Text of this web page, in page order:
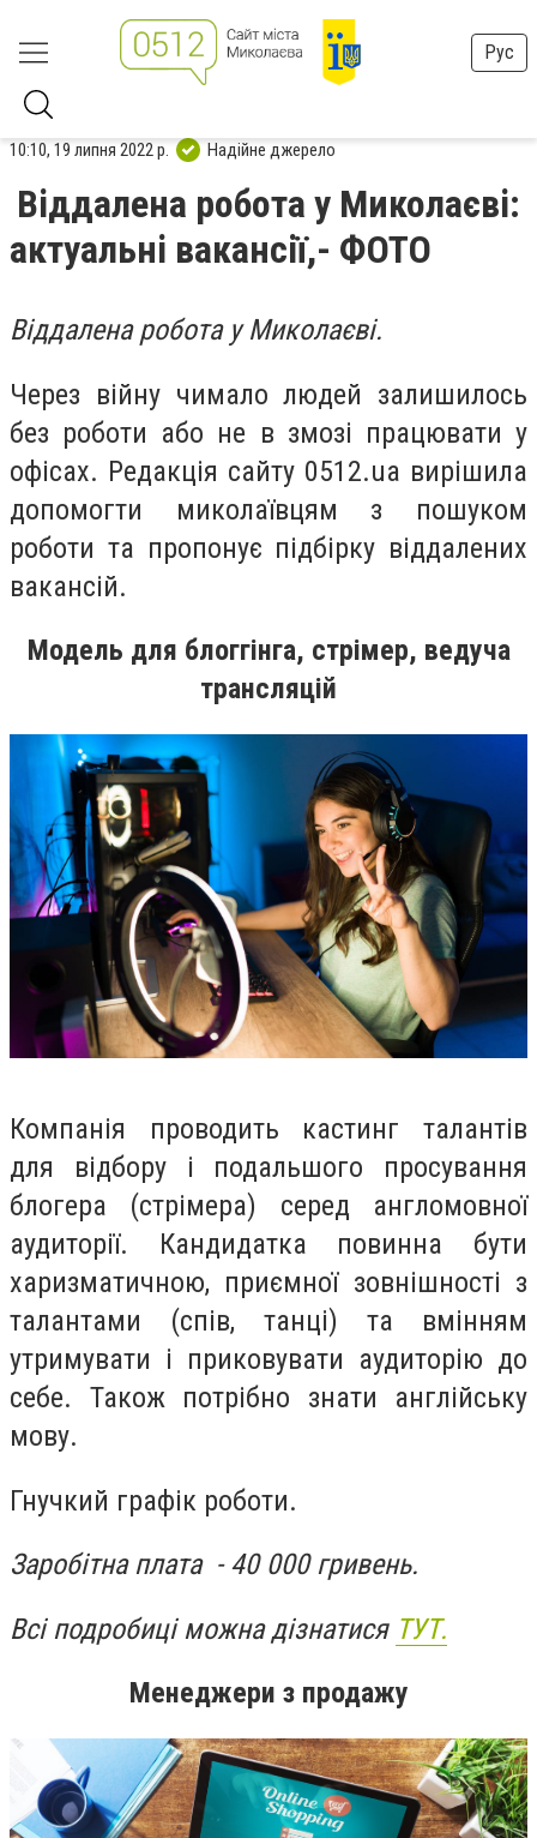
Рус
10:10, 19 липня 2022 р. Надійне джерело
Віддалена робота у Миколаєві:
актуальні вакансії,- ФОТО
Віддалена робота у Миколаєві.
Через війну чимало людей залишилось
без роботи або не в змозі працювати у
офісах. Редакція сайту 0512.ua вирішила
допомогти миколаївцям з пошуком
роботи та пропонує підбірку віддалених
вакансій.
Модель для блоггінга, стрімер, ведуча
трансляцій
Компанія проводить кастинг талантів
для відбору і подальшого просування
блогера (стрімера) серед англомовної
аудиторії. Кандидатка повинна бути
харизматичною, приємної зовнішності з
талантами (спів, танці) та вмінням
утримувати і приковувати аудиторію до
себе. Також потрібно знати англійську
мову.
Гнучкий графік роботи.
Заробітна плата - 40 000 гривень.
Всі подробиці можна дізнатися ТУТ.
Менеджери з продажу